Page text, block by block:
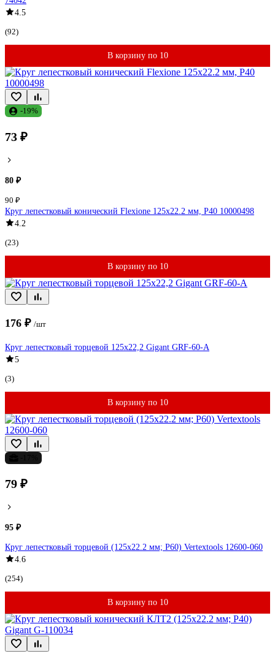
4.5
(92)
В корзину по 10
-19%
73 ₽
80 ₽
90 ₽
Круг лепестковый конический Flexione 125x22.2 мм, Р40 10000498
4.2
(23)
В корзину по 10
176 ₽ /шт
Круг лепестковый торцевой 125x22,2 Gigant GRF-60-А
5
(3)
В корзину по 10
79 ₽
95 ₽
Круг лепестковый торцевой (125х22.2 мм; Р60) Vertextools 12600-060
4.6
(254)
В корзину по 10